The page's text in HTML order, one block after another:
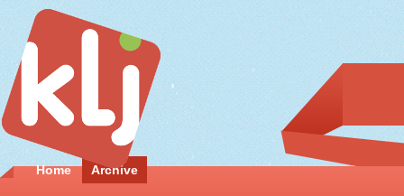
Home Archive